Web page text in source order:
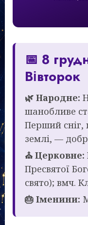
📅 8
Вівторок
🌿 Народне:
шанобливе
Перший сніг,
землі, —
⛪ Церковне:
Пресвятої
свято); вмч.
🎂 Іменини: